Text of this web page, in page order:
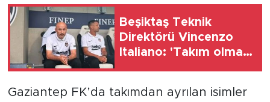
Beşiktaş Teknik
Direktörü Vincenzo
Italiano: 'Takım olmayı
Gaziantep FK’da takımdan ayrılan isimler